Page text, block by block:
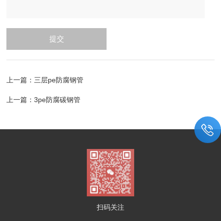
上一篇： 三层pe防腐钢管
上一篇：3pe防腐碳钢管
扫码关注